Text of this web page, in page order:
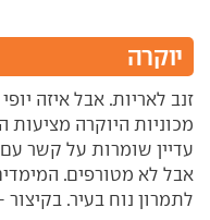
יוקרה
זנב לאריות. אבל איזה
מכוניות היוקרה מציעות
עדיין שומרות על קשר
אבל לא מטורפים.
לתמרון נוח בעיר. בקיצור